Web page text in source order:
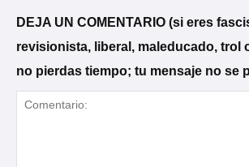
DEJA UN COMENTARIO (si eres
revisionista, liberal, maleducado, trol
no pierdas tiempo; tu mensaje no se